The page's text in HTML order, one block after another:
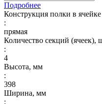
Подробнее
Конструкция полки в ячейке
:
прямая
Количество секций (ячеек),
:
4
Высота, мм
:
398
Ширина, мм
: